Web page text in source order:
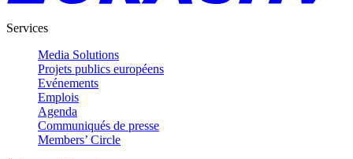
Services
Media Solutions
Projets publics européens
Evénements
Emplois
Agenda
Communiqués de presse
Members’ Circle